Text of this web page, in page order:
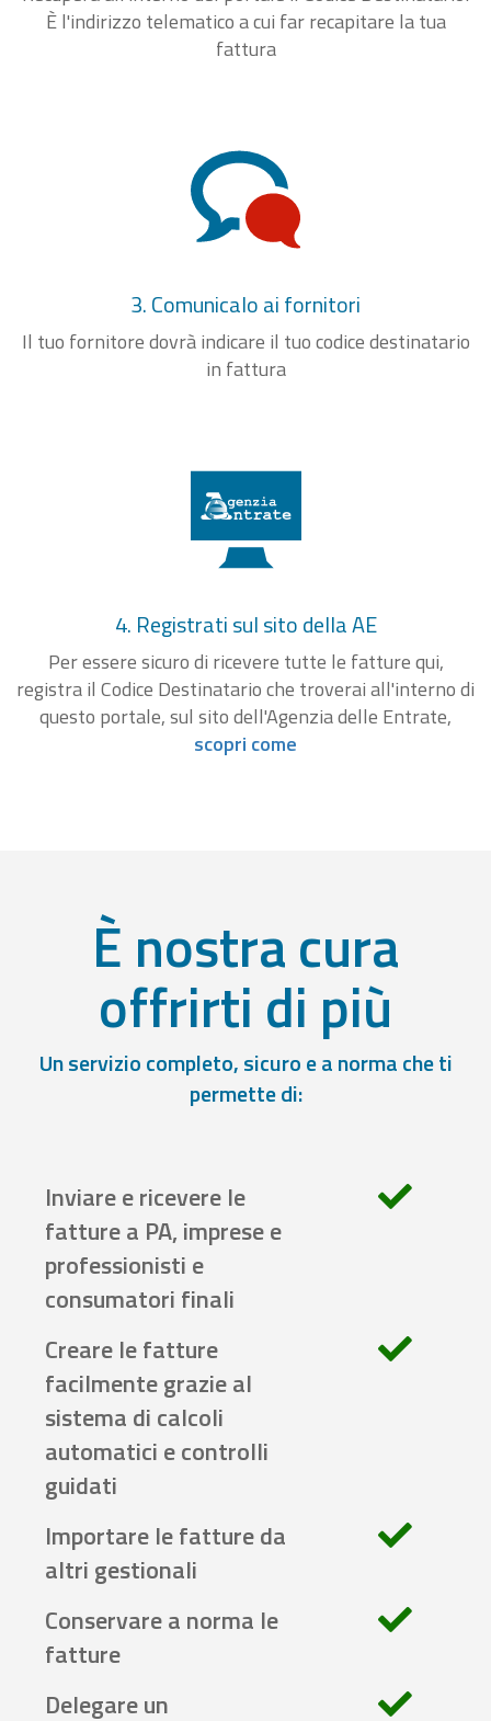
È l'indirizzo telematico a cui far recapitare la tua
fattura
3. Comunicalo ai fornitori
Il tuo fornitore dovrà indicare il tuo codice destinatario
in fattura
4. Registrati sul sito della AE
Per essere sicuro di ricevere tutte le fatture qui,
registra il Codice Destinatario che troverai all'interno di
questo portale, sul sito dell'Agenzia delle Entrate,
scopri come
È nostra cura
offrirti di più
Un servizio completo, sicuro e a norma che ti
permette di:
Inviare e ricevere le
fatture a PA, imprese e
professionisti e
consumatori finali
Creare le fatture
facilmente grazie al
sistema di calcoli
automatici e controlli
guidati
Importare le fatture da
altri gestionali
Conservare a norma le
fatture
Delegare un